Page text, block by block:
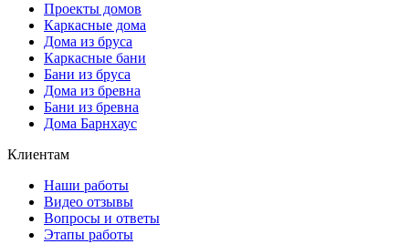
Проекты домов
Каркасные дома
Дома из бруса
Каркасные бани
Бани из бруса
Дома из бревна
Бани из бревна
Дома Барнхаус
Клиентам
Наши работы
Видео отзывы
Вопросы и ответы
Этапы работы